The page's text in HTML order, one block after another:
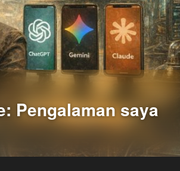
Pengalaman saya